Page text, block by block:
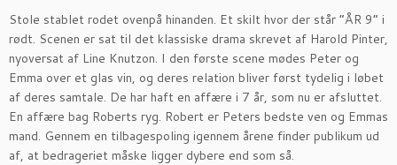
Stole stablet rodet ovenpå hinanden. Et skilt hvor der står ”ÅR 9” i
rødt. Scenen er sat til det klassiske drama skrevet af Harold Pinter,
nyoversat af Line Knutzon. I den første scene mødes Peter og
Emma over et glas vin, og deres relation bliver først tydelig i løbet
af deres samtale. De har haft en affære i 7 år, som nu er afsluttet.
En affære bag Roberts ryg. Robert er Peters bedste ven og Emmas
mand. Gennem en tilbagespoling igennem årene finder publikum ud
af, at bedrageriet måske ligger dybere end som så.